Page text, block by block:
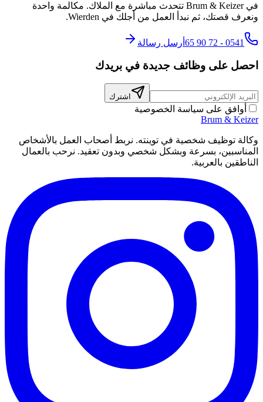
في Brum & Keizer تتحدث مباشرة مع الملاك. مكالمة واحدة
ونعرف قصتك، ثم نبدأ العمل من أجلك في Wierden.
0541 - 72 90 65 أرسل رسالة
احصل على وظائف جديدة في بريدك
اشترك
أوافق على سياسة الخصوصية
Brum & Keizer
وكالة توظيف شخصية في توينته. نربط أصحاب العمل بالأشخاص
المناسبين، بسرعة وبشكل شخصي وبدون تعقيد. نرحب بالعمال
الناطقين بالعربية.